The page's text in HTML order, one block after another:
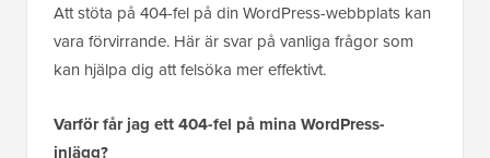
Att stöta på 404-fel på din WordPress-webbplats kan
vara förvirrande. Här är svar på vanliga frågor som
kan hjälpa dig att felsöka mer effektivt.
Varför får jag ett 404-fel på mina WordPress-
inlägg?